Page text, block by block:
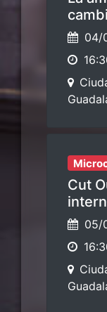
04/
Cut
05/